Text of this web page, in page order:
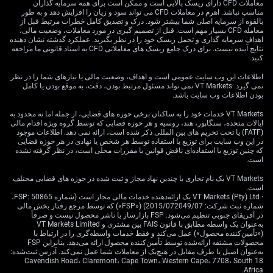
روی AUD/USD راهبردی محتاطانه است، زیرا امکان کسب
سود از افت احتمالی را فراهم می‌کند و در عین حال، حداکثر
زیان را به پریمیوم پرداختی محدود می‌سازد. این موضوع با
توجه به عدم‌قطعیت فعلی بازار، اهمیت بیشتری دارد.
که نشان داد CPI سالانه استرالیا در سه‌ماهه نخست ۲۰۲۶ به
۳.۵٪ کاهش یافته و نسبت به فصل قبل پایین‌تر آمده است. با
تورم در حال کاهش و اکنون رشد کم‌رمق، به بانک مرکزی
بهانه‌ای قوی برای مکث می‌دهد. انتظار داریم با شکل‌گیری
انتظارات کاهش نرخ، این وضعیت بر ارز فشار وارد کند.
سطوح تکنیکال، سوابق
بازار و مدیریت ریسک
سطح تکنیکال کلیدی برای رصد، میانگین متحرک نمایی
۱۰۰روزه در حوالی ۰.۷۰۳۸ است. این سطح را به‌عنوان یک
هدف بالقوه برای قیمت‌های اعمال (Strike) اختیارهای فروش
معاملات CFD دارای ریسک بالایی است و ممکن است برای همه سرمایه گذاران
مناسب نباشد. اهرم در معاملات CFD می تواند سود و زیان را افزایش دهد و به طور
بالقوه از سرمایه اصلی شما بیشتر شود. درک و تصدیق کامل خطرات مرتبط قبل از
معامله CFD بسیار مهم است. قبل از تصمیم گیری در مورد معاملات، وضعیت مالی،
اهداف سرمایه گذاری و تحمل ریسک خود را در نظر بگیرید. عملکرد گذشته نشان دهنده
نتایج آینده نیست. برای درک جامع ریسک های معاملاتی CFD به اسناد قانونی ما مراجعه
کنید.
اطلاعات این وب سایت عمومی است و اهداف، وضعیت مالی یا نیازهای شما را در نظر
نمی گیرد. VT Markets نمی تواند مسئول مرتبط بودن، دقت، به موقع بودن یا کامل
بودن اطلاعات وب سایت باشد.
VT Markets خدمات خود را به ساکنان برخی حوزه های قضایی، از جمله اما نه محدود به
ایالات متحده، سنگاپور، هند، روسیه و هر حوزه قضایی که توسط گروه ویژه اقدام مالی
(FATF) یا تحت تحریم های بین المللی ذکر شده است، ارائه نمی دهد. اطلاعات موجود
در این وب سایت برای توزیع یا استفاده توسط هر شخص یا نهادی در هر حوزه قضایی
که چنین توزیع یا استفاده‌ای ناقض قوانین یا مقررات محلی است، در نظر گرفته نشده
است.
VT Markets یک نام تجاری با چندین نهاد مجاز و ثبت شده در حوزه های قضایی مختلف
است.
· VT Markets (Pty) Ltd یک ارائه‌دهنده خدمات مالی مجاز است (شماره FSP: 50865،
شماره ثبت شرکت: 2015/072049/07) («FSP») که توسط مرجع رفتار بخش مالی
در آفریقای جنوبی تنظیم می‌شود. FSP بازارساز یا ناشر محصول نیست و صرفاً
به‌عنوان یک واسطه مطابق با قانون FAIS بین مشتری و VT Markets Limited
(«تأمین‌کننده محصول») عمل می‌کند و فقط خدمات واسطه‌گری را در ارتباط با
محصولات مشتقه ارائه‌شده توسط تأمین‌کننده محصول ارائه می‌دهد. بنابراین FSP
به‌عنوان اصیل یا طرف مقابل در هیچ‌یک از معاملات شما عمل نمی‌کند. آدرس ثبت‌شده:
18 Cavendish Road، Claremont، Cape Town، Western Cape، 7708، South
Africa.